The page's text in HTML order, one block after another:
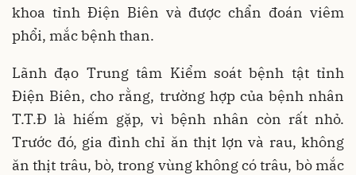
khoa tỉnh Điện Biên và được chẩn đoán viêm
phổi, mắc bệnh than.
Lãnh đạo Trung tâm Kiểm soát bệnh tật tỉnh
Điện Biên, cho rằng, trường hợp của bệnh nhân
T.T.Đ là hiếm gặp, vì bệnh nhân còn rất nhỏ.
Trước đó, gia đình chỉ ăn thịt lợn và rau, không
ăn thịt trâu, bò, trong vùng không có trâu, bò mắc